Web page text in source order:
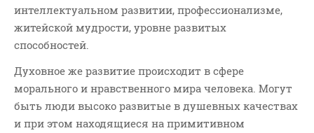
интеллектуальном развитии, профессионализме,
житейской мудрости, уровне развитых
способностей.
Духовное же развитие происходит в сфере
морального и нравственного мира человека. Могут
быть люди высоко развитые в душевных качествах
и при этом находящиеся на примитивном